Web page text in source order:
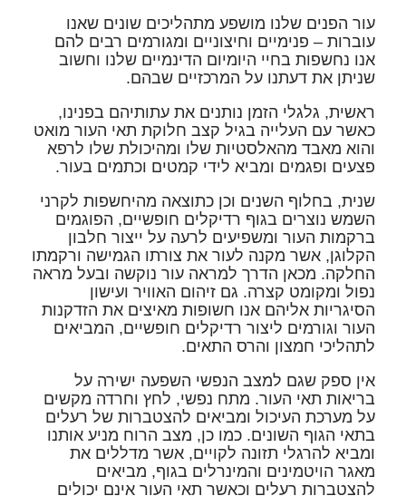
עור הפנים שלנו מושפע מתהליכים שונים שאנו
עוברות – פנימיים וחיצוניים ומגורמים רבים להם
אנו נחשפות בחיי היומיום הדינמיים שלנו וחשוב
שניתן את דעתנו על המרכזיים שבהם.
ראשית, גלגלי הזמן נותנים את עתותיהם בפנינו,
כאשר עם העלייה בגיל קצב חלוקת תאי העור מואט
והוא מאבד מהאלסטיות שלו ומהיכולת שלו לרפא
פצעים ופגמים ומביא לידי קמטים וכתמים בעור.
שנית, בחלוף השנים וכן כתוצאה מהיחשפות לקרני
השמש נוצרים בגוף רדיקלים חופשיים, הפוגמים
ברקמות העור ומשפיעים לרעה על ייצור חלבון
הקלוגן, אשר מקנה לעור את צורתו הגמישה ורקמתו
החלקה. מכאן הדרך למראה עור נוקשה ובעל מראה
נפול ומקומט קצרה. גם זיהום האוויר ועישון
הסיגריות אליהם אנו חשופות מאיצים את הזדקנות
העור וגורמים ליצור רדיקלים חופשיים, המביאים
לתהליכי חמצון והרס התאים.
אין ספק שגם למצב הנפשי השפעה ישירה על
בריאות תאי העור. מתח נפשי, לחץ וחרדה מקשים
על מערכת העיכול ומביאים להצטברות של רעלים
בתאי הגוף השונים. כמו כן, מצב הרוח מניע אותנו
ומביא להרגלי תזונה לקויים, אשר מדללים את
מאגר הויטמינים והמינרלים בגוף, מביאים
להצטברות רעלים וכאשר תאי העור אינם יכולים